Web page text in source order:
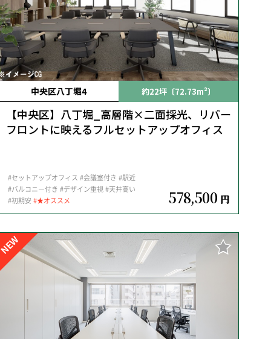
中央区八丁堀4 約22坪〔72.73m²〕
【中央区】八丁堀_高層階×二面採光、リバー
フロントに映えるフルセットアップオフィス
#セットアップオフィス #会議室付き #駅近
#バルコニー付き #デザイン重視#天井高い
#初期安 #★オススメ 578,500 円